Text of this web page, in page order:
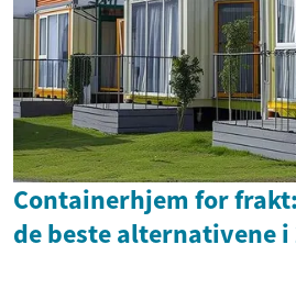
Containerhjem for
de beste alternativene i